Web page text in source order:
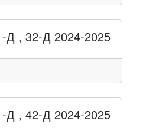
, 32-Д 2024-2025
, 42-Д 2024-2025